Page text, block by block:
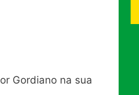
Gordiano na sua